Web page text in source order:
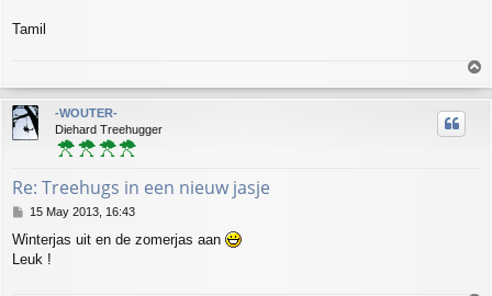
Tamil
o
p
-WOUTER-
Diehard Treehugger
Re: Treehugs in een nieuw jasje
P
s
t
15 May 2013, 16:43
Winterjas uit en de zomerjas aan
Leuk !